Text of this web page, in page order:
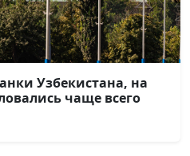
Узбекистана, на
чаще всего